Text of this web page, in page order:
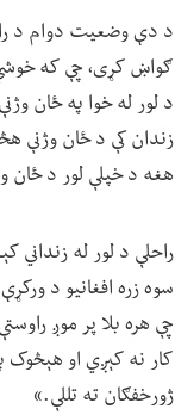
د دې وضعیت دوام د
ګواښ کړی، چې که
د لور له خوا په ځان
زندان کې د ځان وژنې
هغه د خپلې لور د ځان
راحلې د لور له زنداني
سوه زره افغانیو د
چې هره بلا پر موږ
کار نه کېږي او هېڅوک
ژورخفګان ته تللې.»